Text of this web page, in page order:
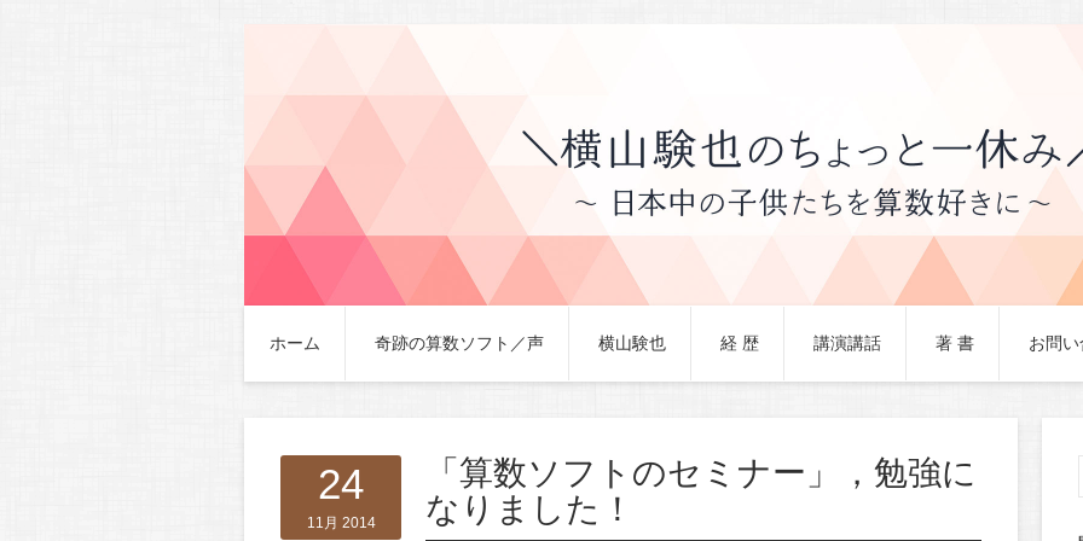
ホーム 奇跡の算数ソフト／声 横山験也 経 歴 講演講話 著 書 お問
24
11月 2014
「算数ソフトのセミナー」，勉強に
なりました！